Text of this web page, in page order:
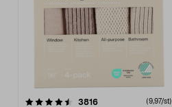
3816recensioner (9,97/st)
4.0av 5 stjärnor